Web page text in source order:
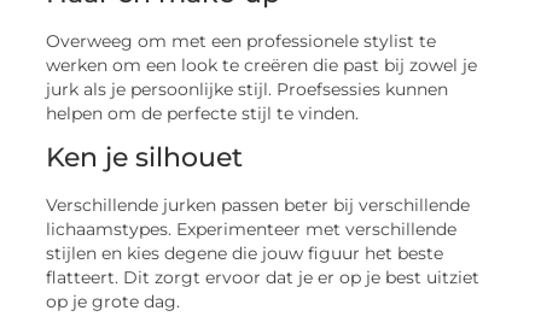
Overweeg om met een professionele stylist te
werken om een look te creëren die past bij zowel je
jurk als je persoonlijke stijl. Proefsessies kunnen
helpen om de perfecte stijl te vinden.
Ken je silhouet
Verschillende jurken passen beter bij verschillende
lichaamstypes. Experimenteer met verschillende
stijlen en kies degene die jouw figuur het beste
flatteert. Dit zorgt ervoor dat je er op je best uitziet
op je grote dag.